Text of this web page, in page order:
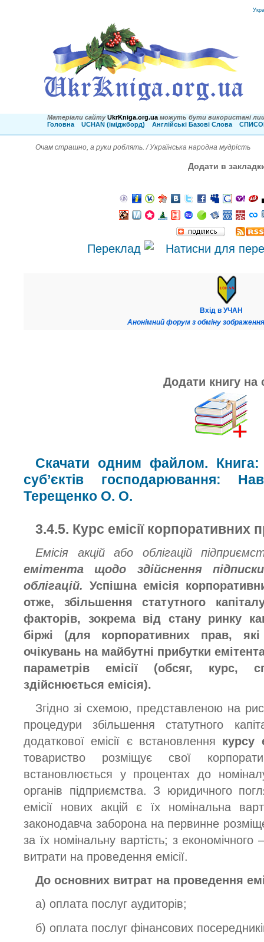
Матеріали сайту UkrKniga.org.ua можуть бути використані
Головна
UCHAN (іміджборд) Англійські Базові Слова
Очам страшно, а руки роблять. / Українська народна мудрість
Додати в
Переклад
Вхід в УЧАН
Анонімний форум з обміну
Додати книгу на
Скачати одним файлом. Книга:
суб’єктів господарювання:
Терещенко О. О.
3.4.5. Курс емісії корпоративних
Емісія акцій або облігацій
емітента щодо здійснення
облігацій. Успішна емісія
отже, збільшення статутного
факторів, зокрема від стану ринку
біржі (для корпоративних прав,
очікувань на майбутні прибутки
параметрів емісії (обсяг, курс,
здійснюється емісія).
Згідно зі схемою, представленою на
процедури збільшення статутного
додаткової емісії є встановлення курсу
товариство розміщує свої
встановлюється у процентах до
органів підприємства. З юридичного
емісії нових акцій є їх номінальна
законодавча заборона на первинне
за їх номінальну вартість; з
витрати на проведення емісії.
До основних витрат на проведення
а) оплата послуг аудиторів;
б) оплата послуг фінансових